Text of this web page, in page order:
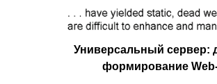
Универсальный сервер:
формирование